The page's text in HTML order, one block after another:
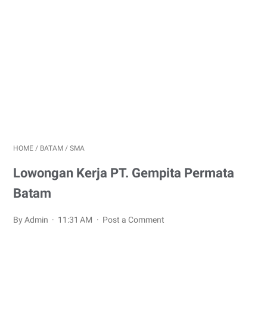
HOME / BATAM / SMA
Lowongan Kerja PT. Gempita Permata
Batam
By Admin 11:31 AM Post a Comment